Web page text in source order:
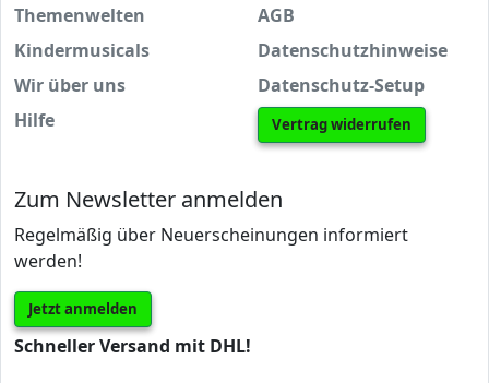
Themenwelten
Kindermusicals
Wir über uns
Hilfe
AGB
Datenschutzhinweise
Datenschutz-Setup
Vertrag widerrufen
Zum Newsletter anmelden
Regelmäßig über Neuerscheinungen informiert
werden!
Jetzt anmelden
Schneller Versand mit DHL!